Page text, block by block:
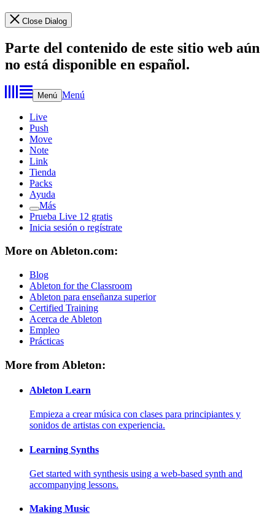
Close Dialog
Parte del contenido de este sitio web aún
no está disponible en español.
Menú Menú
Live
Push
Move
Note
Link
Tienda
Packs
Ayuda
Más
Prueba Live 12 gratis
Inicia sesión o regístrate
More on Ableton.com:
Blog
Ableton for the Classroom
Ableton para enseñanza superior
Certified Training
Acerca de Ableton
Empleo
Prácticas
More from Ableton:
Ableton Learn
Empieza a crear música con clases para principiantes y
sonidos de artistas con experiencia.
Learning Synths
Get started with synthesis using a web-based synth and
accompanying lessons.
Making Music